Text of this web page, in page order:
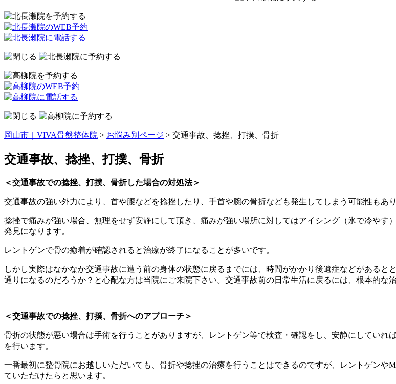
岡山市｜VIVA骨盤整体院 > お悩み別ページ > 交通事故、捻挫、打撲、骨折
交通事故、捻挫、打撲、骨折
＜交通事故での捻挫、打撲、骨折した場合の対処法＞
交通事故の強い外力により、首や腰などを捻挫したり、手首や腕の骨折なども発生してしまう可能性もあり
捻挫で痛みが強い場合、無理をせず安静にして頂き、痛みが強い場所に対してはアイシング（氷で冷や
発見になります。
レントゲンで骨の癒着が確認されると治療が終了になることが多いです。
しかし実際はなかなか交通事故に遭う前の身体の状態に戻るまでには、時間がかかり後遺症などがある
通りになるのだろうか？と心配な方は当院にご来院下さい。交通事故前の日常生活に戻るには、根本的な
＜交通事故での捻挫、打撲、骨折へのアプローチ＞
骨折の状態が悪い場合は手術を行うことがありますが、レントゲン等で検査・確認をし、安静にしてい
を行います。
一番最初に整骨院にお越しいただいても、骨折や捻挫の治療を行うことはできるのですが、レントゲンや
ていただけたらと思います。